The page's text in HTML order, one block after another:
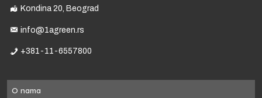
Kondina 20, Beograd
info@1agreen.rs
+381-11-6557800
O nama